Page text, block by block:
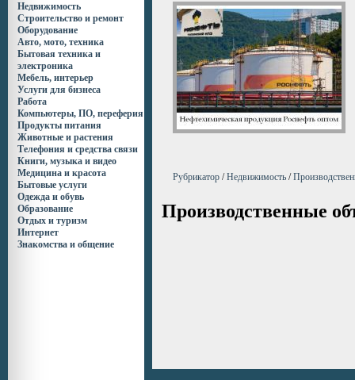
Недвижимость
Строительство и ремонт
Оборудование
Авто, мото, техника
Бытовая техника и
электроника
Мебель, интерьер
Услуги для бизнеса
Работа
Компьютеры, ПО, переферия
Продукты питания
Животные и растения
Телефония и средства связи
Книги, музыка и видео
Медицина и красота
Бытовые услуги
Одежда и обувь
Образование
Отдых и туризм
Интернет
Знакомства и общение
Рубрикатор /Недвижимость /
Производственные